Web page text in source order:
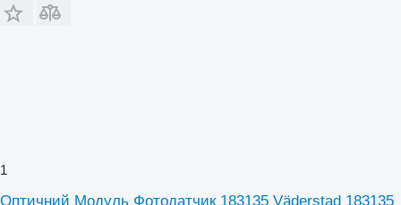
1
Оптичний Модуль Фотодатчик 183135 Väderstad 183135